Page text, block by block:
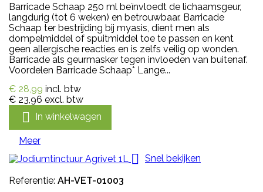
Barricade Schaap 250 ml beïnvloedt de lichaamsgeur,
langdurig (tot 6 weken) en betrouwbaar. Barricade
Schaap ter bestrijding bij myasis, dient men als
dompelmiddel of spuitmiddel toe te passen en kent
geen allergische reacties en is zelfs veilig op wonden.
Barricade als geurmasker tegen invloeden van buitenaf.
Voordelen Barricade Schaap* Lange...
€ 28,99 incl. btw
€ 23,96 excl. btw
 In winkelwagen
Meer
 Snel bekijken
Referentie: AH-VET-01003